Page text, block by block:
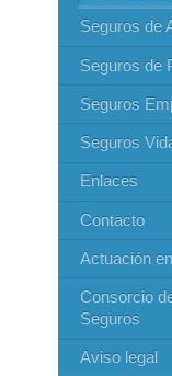
Seguros de
Seguros de
Seguros
Seguros
Enlaces
Contacto
Actuación
Consorcio
Seguros
Aviso legal